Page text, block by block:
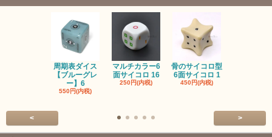
周期表ダイス
【ブルーグレ
ー】6
550円(内税)
マルチカラー6
面サイコロ 16
250円(内税)
骨のサイコロ型
6面サイコロ 1
450円(内税)
< >